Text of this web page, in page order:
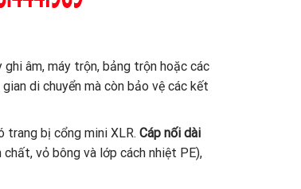
âm, máy trộn, bảng trộn hoặc các
di chuyển mà còn bảo vệ các kết
bị cổng mini XLR. Cáp nối dài
vỏ bông và lớp cách nhiệt PE),